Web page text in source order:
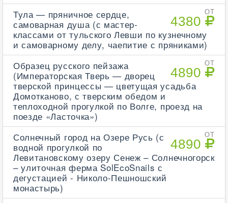
ОТ
4380
Тула — пряничное сердце,
самоварная душа (с мастер-
классами от тульского Левши по кузнечному
и самоварному делу, чаепитие с пряниками)
ОТ
4890
Образец русского пейзажа
(Императорская Тверь — дворец
тверской принцессы — цветущая усадьба
Домотканово, с тверским обедом и
теплоходной прогулкой по Волге, проезд на
поезде «Ласточка»)
ОТ
4890
Солнечный город на Озере Русь (с
водной прогулкой по
Левитановскому озеру Сенеж – Солнечногорск
– улиточная ферма SolEcoSnails с
дегустацией - Николо-Пешношский
монастырь)